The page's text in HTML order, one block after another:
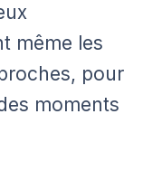
même les
pour
moments